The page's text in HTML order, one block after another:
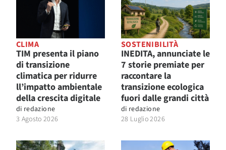
CLIMA
TIM presenta il piano
di transizione
climatica per ridurre
ll’impatto ambientale
della crescita digitale
di redazione
3 Agosto 2026
SOSTENIBILITÀ
INEDITA, annunciate le
7 storie premiate per
raccontare la
transizione ecologica
fuori dalle grandi città
di redazione
28 Luglio 2026